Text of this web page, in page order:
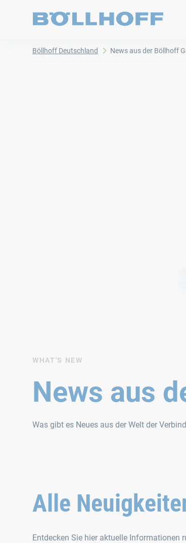
Böllhoff Deutschland News aus der Böllhoff
WHAT'S NEW
News aus
Was gibt es Neues aus der Welt der
Alle
Entdecken Sie hier aktuelle Informationen